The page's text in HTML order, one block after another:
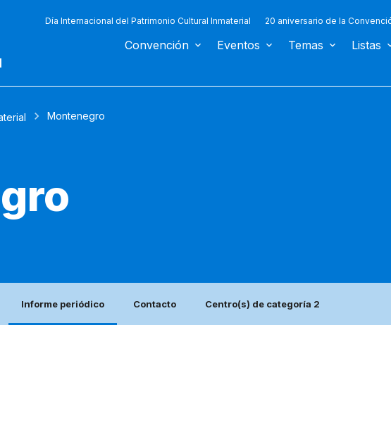
Día Internacional del Patrimonio Cultural Inmaterial 20 aniversario de la
Convención Eventos Temas Listas
Montenegro
Informe periódico Contacto Centro(s) de categoría 2